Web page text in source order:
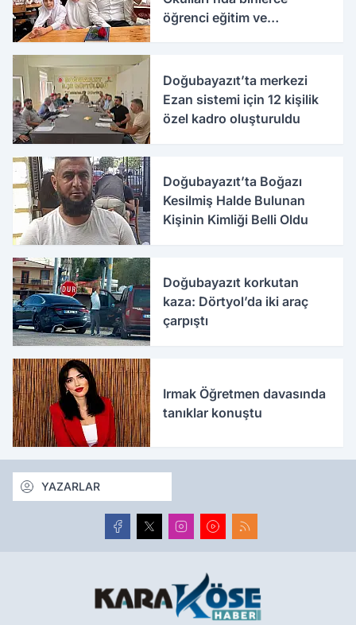
öğrenci eğitim ve
Doğubayazıt’ta merkezi
Ezan sistemi için 12 kişilik
özel kadro oluşturuldu
Doğubayazıt’ta Boğazı
Kesilmiş Halde Bulunan
Kişinin Kimliği Belli Oldu
Doğubayazıt korkutan
kaza: Dörtyol’da iki araç
çarpıştı
Irmak Öğretmen davasında
tanıklar konuştu
YAZARLAR